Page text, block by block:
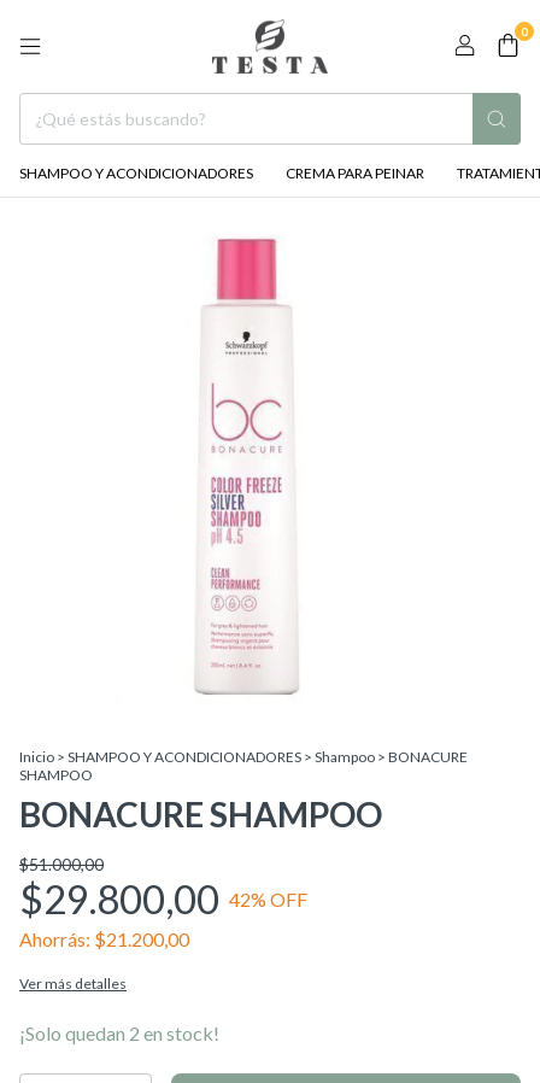
0
SHAMPOO Y ACONDICIONADORES CREMA PARA PEINAR
Inicio > SHAMPOO Y ACONDICIONADORES > Shampoo > BONACURE
SHAMPOO
BONACURE SHAMPOO
$51.000,00
$29.800,00 42% OFF
Ahorrás: $21.200,00
Ver más detalles
¡Solo quedan 2 en stock!